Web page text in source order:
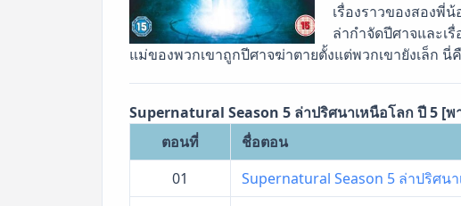
เรื่องราวของสองพี่
ล่ากำจัดปีศาจและเ
แม่ของพวกเขาถูกปีศาจฆ่าตายตั้งแต่พวกเขายังเล็ก นี่
Supernatural Season 5 ล่าปริศนาเหนือโลก ปี 5 [พ
ตอนที่
ชื่อตอน
01
Supernatural Season 5 ล่าปริศน